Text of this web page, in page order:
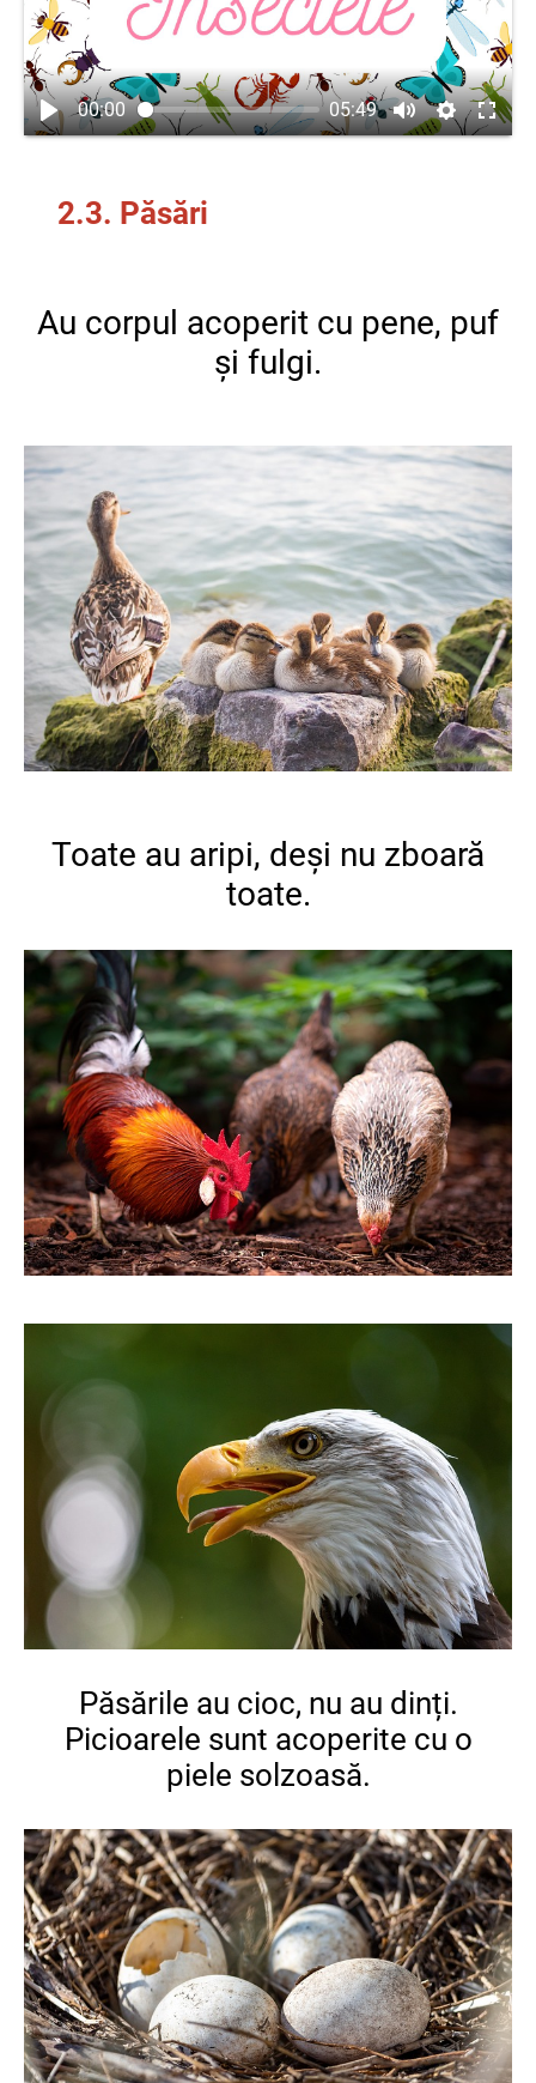
00:00 05:49
2.3. Păsări
Au corpul acoperit cu pene, puf
și fulgi.
Toate au aripi, deși nu zboară
toate.
Păsările au cioc, nu au dinți.
Picioarele sunt acoperite cu o
piele solzoasă.